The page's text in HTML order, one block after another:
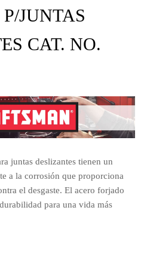
JUNTAS
CAT. NO.
juntas deslizantes tienen un
a la corrosión que proporciona
el desgaste. El acero forjado
para una vida más